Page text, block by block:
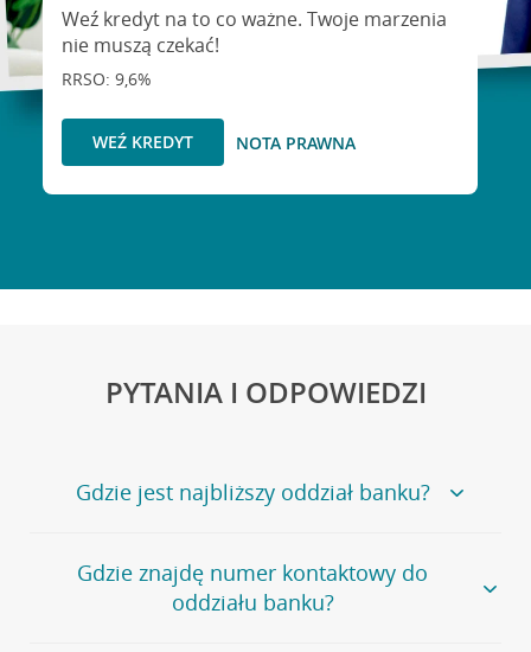
Weź kredyt na to co ważne. Twoje marzenia
nie muszą czekać!
RRSO: 9,6%
WEŹ KREDYT NOTA PRAWNA
PYTANIA I ODPOWIEDZI
Gdzie jest najbliższy oddział banku?
Jeśli szukasz oddziału naszego banku, zapraszamy na
stronęPlacówki i bankomaty, na której znajduje się
wygodna wyszukiwarka.
Gdzie znajdę numer kontaktowy do
oddziału banku?